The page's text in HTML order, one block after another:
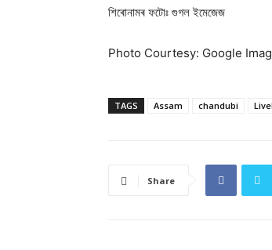
শিৰোনামৰ ফটোঃ গুগল ইমেজেজ
Photo Courtesy: Google
TAGS Assam chandubi
Share